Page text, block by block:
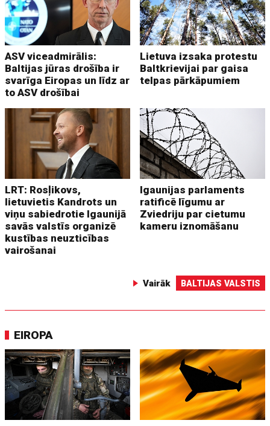
ASV viceadmirālis:
Baltijas jūras drošība ir
svarīga Eiropas un līdz ar
to ASV drošībai
Lietuva izsaka protestu
Baltkrievijai par gaisa
telpas pārkāpumiem
LRT: Rosļikovs,
lietuvietis Kandrots un
viņu sabiedrotie Igaunijā
savās valstīs organizē
kustības neuzticības
vairošanai
Igaunijas parlaments
ratificē līgumu ar
Zviedriju par cietumu
kameru iznomāšanu
Vairāk BALTIJAS VALSTIS
EIROPA